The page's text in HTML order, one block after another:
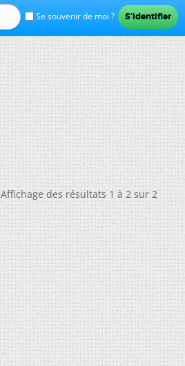
Se souvenir de moi ?
Affichage des résultats 1 à 2 sur 2